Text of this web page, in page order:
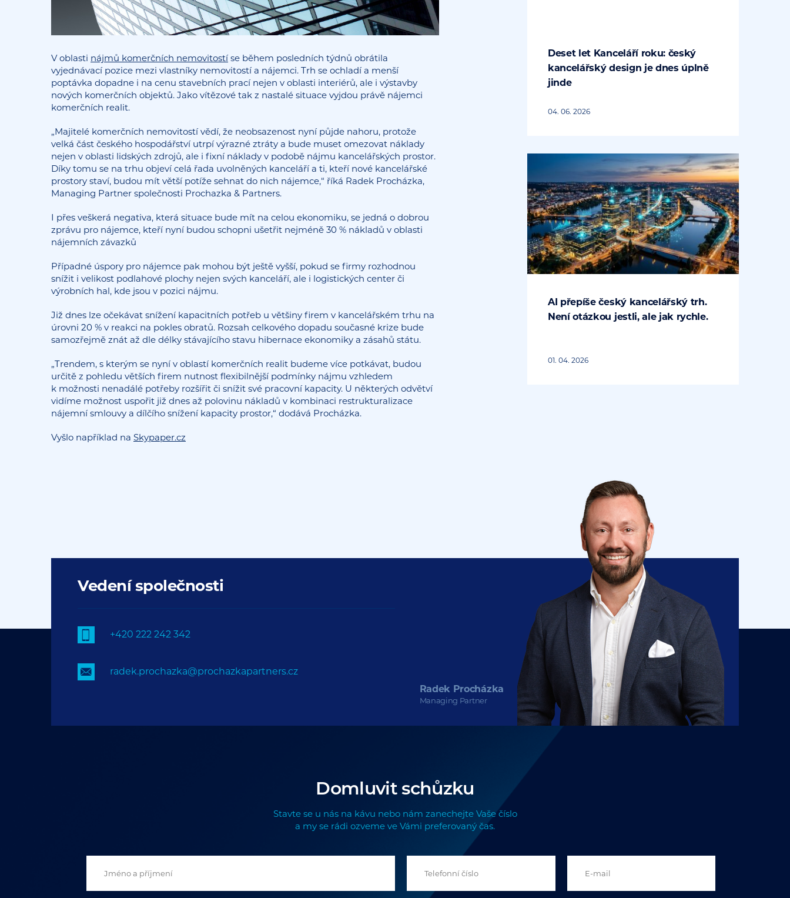
V oblasti nájmů komerčních nemovitostíse během posledních týdnů obrátila
vyjednávací pozice mezi vlastníky nemovitostí a nájemci. Trh se ochladí a menší
poptávka dopadne i na cenu stavebních prací nejen v oblasti interiérů, ale i výstavby
nových komerčních objektů. Jako vítězové tak z nastalé situace vyjdou právě nájemci
komerčních realit.
„Majitelé komerčních nemovitostí vědí, že neobsazenost nyní půjde nahoru, protože
velká část českého hospodářství utrpí výrazné ztráty a bude muset omezovat náklady
nejen v oblasti lidských zdrojů, ale i fixní náklady v podobě nájmu kancelářských prostor.
Díky tomu se na trhu objeví celá řada uvolněných kanceláří a ti, kteří nové kancelářské
prostory staví, budou mít větší potíže sehnat do nich nájemce,“ říká Radek Procházka,
Managing Partner společnosti Prochazka & Partners.
I přes veškerá negativa, která situace bude mít na celou ekonomiku, se jedná o dobrou
zprávu pro nájemce, kteří nyní budou schopni ušetřit nejméně 30 % nákladů v oblasti
nájemních závazků
Případné úspory pro nájemce pak mohou být ještě vyšší, pokud se firmy rozhodnou
snížit i velikost podlahové plochy nejen svých kanceláří, ale i logistických center či
výrobních hal, kde jsou v pozici nájmu.
Již dnes lze očekávat snížení kapacitních potřeb u většiny firem v kancelářském trhu na
úrovni 20 % v reakci na pokles obratů. Rozsah celkového dopadu současné krize bude
samozřejmě znát až dle délky stávajícího stavu hibernace ekonomiky a zásahů státu.
„Trendem, s kterým se nyní v oblastí komerčních realit budeme více potkávat, budou
určitě z pohledu větších firem nutnost flexibilnější podmínky nájmu vzhledem
k možnosti nenadálé potřeby rozšířit či snížit své pracovní kapacity. U některých odvětví
vidíme možnost uspořit již dnes až polovinu nákladů v kombinaci restrukturalizace
nájemní smlouvy a dílčího snížení kapacity prostor,“ dodává Procházka.
Vyšlo například na Skypaper.cz
Deset let Kanceláří roku: český
kancelářský design je dnes úplně
jinde
04. 06. 2026
AI přepíše český kancelářský trh.
Není otázkou jestli, ale jak rychle.
01. 04. 2026
Vedení společnosti
+420 222 242 342
radek.prochazka@prochazkapartners.cz
Radek Procházka
Managing Partner
Domluvit schůzku
Stavte se u nás na kávu nebo nám zanechejte Vaše číslo
a my se rádi ozveme ve Vámi preferovaný čas.